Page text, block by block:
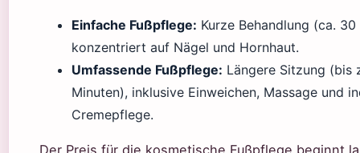
Einfache Fußpflege: Kurze Behandlung (ca.
konzentriert auf Nägel und Hornhaut.
Umfassende Fußpflege: Längere Sitzung (bis
Minuten), inklusive Einweichen, Massage und
Cremepflege.
Der Preis für die kosmetische Fußpflege beginnt